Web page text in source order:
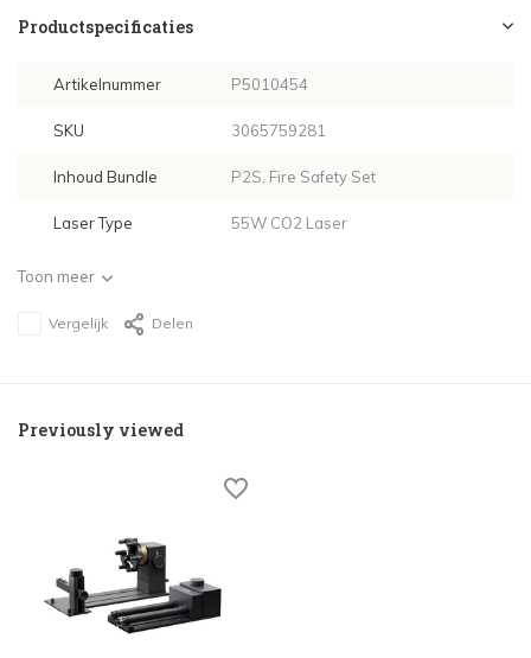
Productspecificaties
Artikelnummer P5010454
SKU 3065759281
Inhoud Bundle P2S, Fire Safety Set
Laser Type 55W CO2 Laser
Toon meer
Vergelijk Delen
Previously viewed